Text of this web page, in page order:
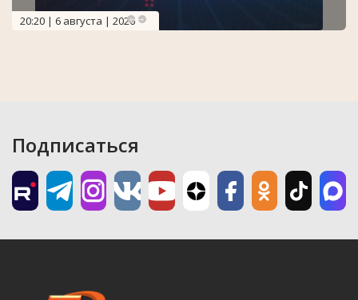
20:20 | 6 августа | 2026
Подписаться